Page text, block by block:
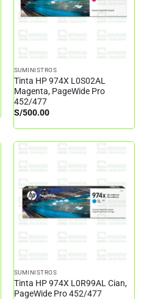
SUMINISTROS
Tinta HP 974X L0S02AL
Magenta, PageWide Pro
452/477
S/500.00
SUMINISTROS
Tinta HP 974X L0R99AL Cian,
PageWide Pro 452/477